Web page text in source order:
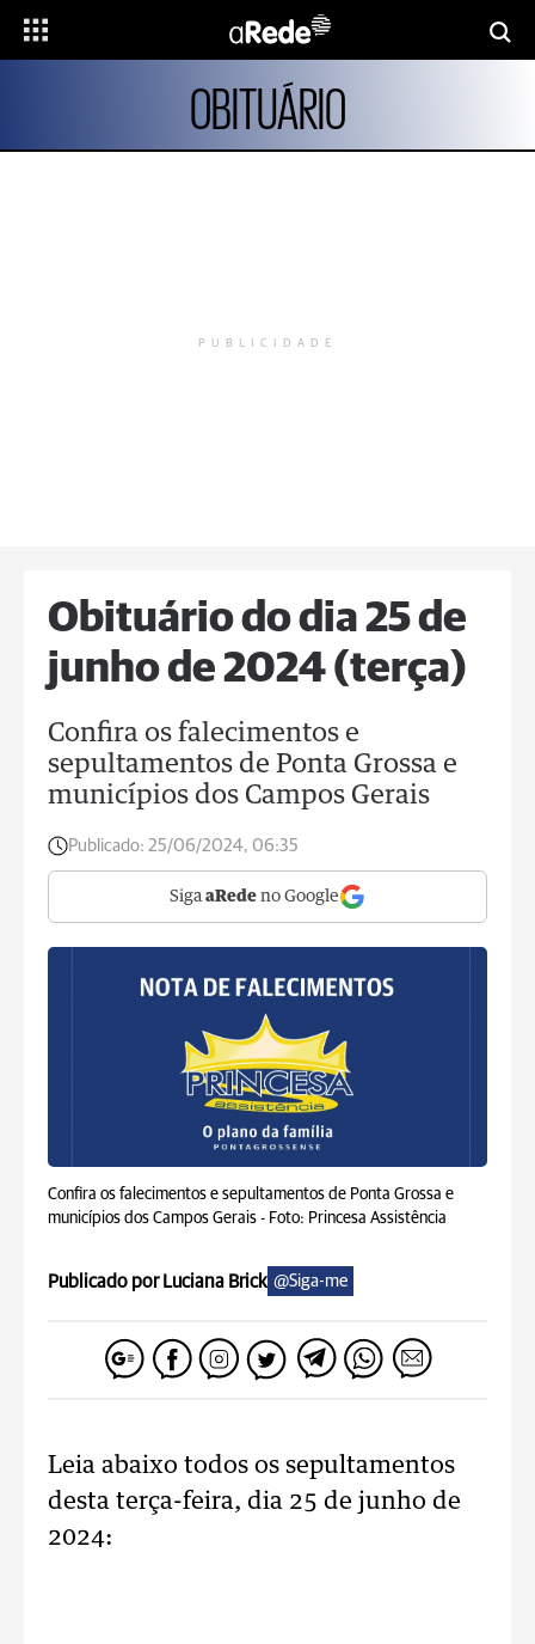
OBITUÁRIO
PUBLICIDADE
Obituário do dia 25 de
junho de 2024 (terça)
Confira os falecimentos e
sepultamentos de Ponta Grossa e
municípios dos Campos Gerais
Publicado: 25/06/2024, 06:35
Siga aRede no Google
Confira os falecimentos e sepultamentos de Ponta Grossa e
municípios dos Campos Gerais - Foto: Princesa Assistência
Publicado por Luciana Brick @Siga-me
Leia abaixo todos os sepultamentos
desta terça-feira, dia 25 de junho de
2024: